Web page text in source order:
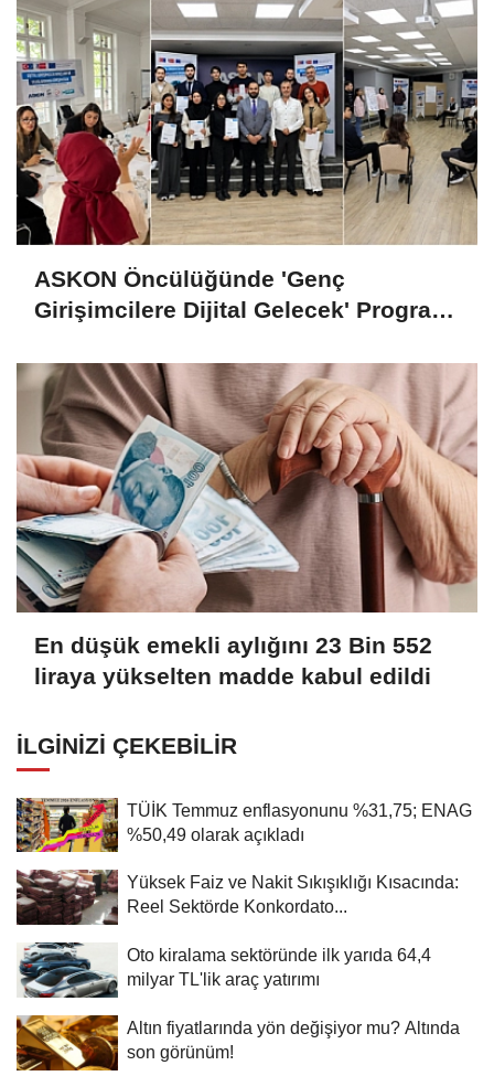
ASKON Öncülüğünde 'Genç
Girişimcilere Dijital Gelecek' Programı
En düşük emekli aylığını 23 Bin 552
liraya yükselten madde kabul edildi
İLGINIZI ÇEKEBILIR
TÜİK Temmuz enflasyonunu %31,75; ENAG
%50,49 olarak açıkladı
Yüksek Faiz ve Nakit Sıkışıklığı Kısacında:
Reel Sektörde Konkordato...
Oto kiralama sektöründe ilk yarıda 64,4
milyar TL'lik araç yatırımı
Altın fiyatlarında yön değişiyor mu? Altında
son görünüm!